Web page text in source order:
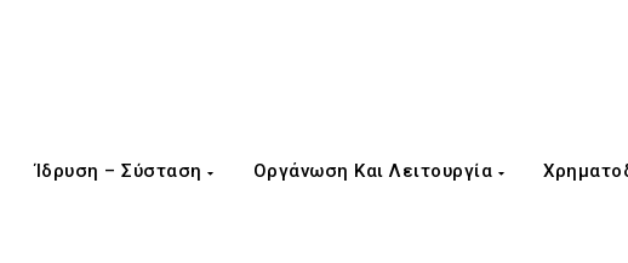
Ίδρυση – Σύσταση Οργάνωση Και Λειτουργία